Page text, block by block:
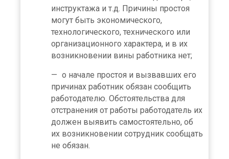
инструктажа и т.д. Причины простоя
могут быть экономического,
технологического, технического или
организационного характера, и в их
возникновении вины работника нет;
о начале простоя и вызвавших его
причинах работник обязан сообщить
работодателю. Обстоятельства для
отстранения от работы работодатель их
должен выявить самостоятельно, об
их возникновении сотрудник сообщать
не обязан.